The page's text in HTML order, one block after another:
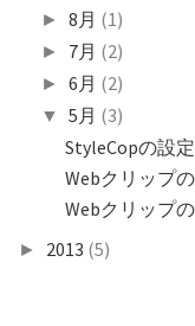
►8月 (1)
► 7月 (2)
►6月 (2)
▼5月 (3)
StyleCopの設定
Webクリップ
Webクリップの
► 2013 (5)